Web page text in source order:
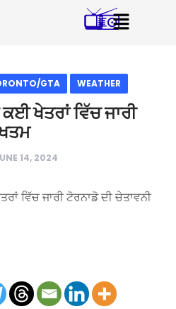
GTA WEATHER
ਖੇਤਰਾਂ ਵਿੱਚ ਜਾਰੀ
14, 2024